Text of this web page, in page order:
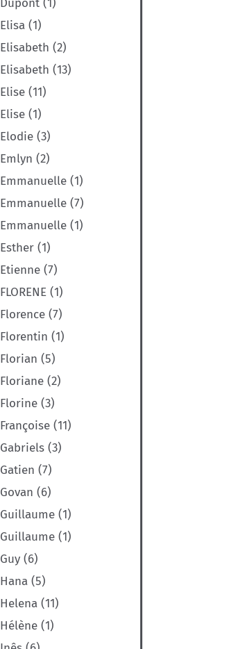
Dupont (1)
Elisa (1)
Elisabeth (2)
Elisabeth (13)
Elise (11)
Elise (1)
Elodie (3)
Emlyn (2)
Emmanuelle (1)
Emmanuelle (7)
Emmanuelle (1)
Esther (1)
Etienne (7)
FLORENE (1)
Florence (7)
Florentin (1)
Florian (5)
Floriane (2)
Florine (3)
Françoise (11)
Gabriels (3)
Gatien (7)
Govan (6)
Guillaume (1)
Guillaume (1)
Guy (6)
Hana (5)
Helena (11)
Hélène (1)